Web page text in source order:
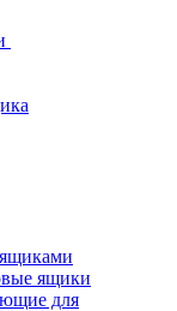
ящики
для